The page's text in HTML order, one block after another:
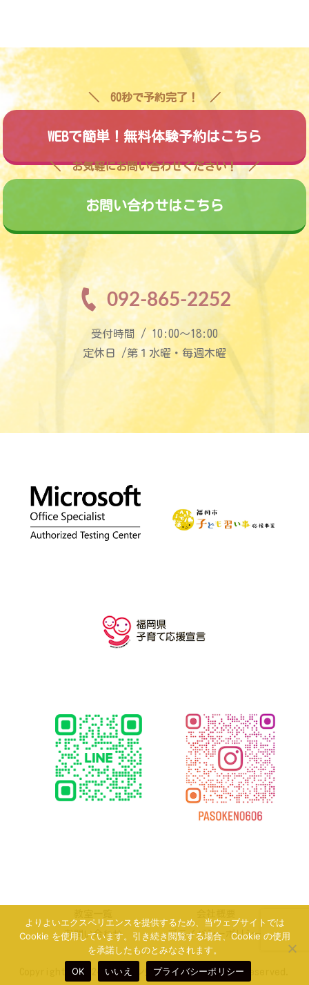
60秒で予約完了！
WEBで簡単！無料体験予約はこちら
お気軽にお問い合わせください！
お問い合わせはこちら
092-865-2252
受付時間 / 10:00〜18:00
定休日 /第１水曜・毎週木曜
お問い合わせ プライバシーポリシー
Copyright © 2024 パソコン県民講座 All Rights Reserved.
よりよいエクスペリエンスを提供するため、当ウェブサイトでは
Cookie を使用しています。引き続き閲覧する場合、Cookie の使用
を承諾したものとみなされます。
OK
いいえ プライバシーポリシー